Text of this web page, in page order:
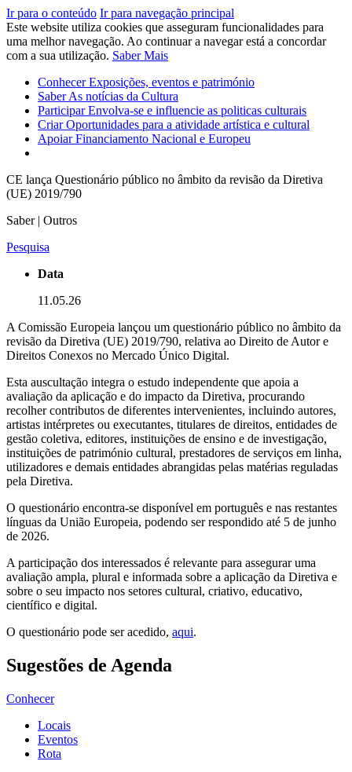
Ir para o conteúdo Ir para navegação principal
Este website utiliza cookies que asseguram funcionalidades para
uma melhor navegação. Ao continuar a navegar está a concordar
com a sua utilização. Saber Mais
ConhecerExposições, eventos e património
SaberAs notícias da Cultura
ParticiparEnvolva-se e influencie as politicas culturais
CriarOportunidades para a atividade artística e cultural
ApoiarFinanciamento Nacional e Europeu
CE lança Questionário público no âmbito da revisão da Diretiva
(UE) 2019/790
Saber | Outros
Pesquisa
Data
11.05.26
A Comissão Europeia lançou um questionário público no âmbito da
revisão da Diretiva (UE) 2019/790, relativa ao Direito de Autor e
Direitos Conexos no Mercado Único Digital.
Esta auscultação integra o estudo independente que apoia a
avaliação da aplicação e do impacto da Diretiva, procurando
recolher contributos de diferentes intervenientes, incluindo autores,
artistas intérpretes ou executantes, titulares de direitos, entidades de
gestão coletiva, editores, instituições de ensino e de investigação,
instituições de património cultural, prestadores de serviços em linha,
utilizadores e demais entidades abrangidas pelas matérias reguladas
pela Diretiva.
O questionário encontra-se disponível em português e nas restantes
línguas da União Europeia, podendo ser respondido até 5 de junho
de 2026.
A participação dos interessados é relevante para assegurar uma
avaliação ampla, plural e informada sobre a aplicação da Diretiva e
sobre o seu impacto nos setores cultural, criativo, educativo,
científico e digital.
O questionário pode ser acedido, aqui.
Sugestões de Agenda
Conhecer
Locais
Eventos
Rota